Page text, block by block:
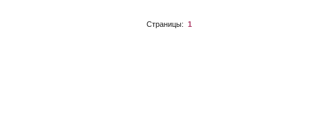
Страницы: 1